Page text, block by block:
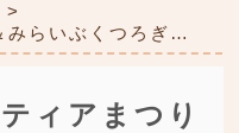
>
【11/8】ボランティアまつり＆みらいぶくつろぎサロン秋まつりを開催します！
ィアまつり